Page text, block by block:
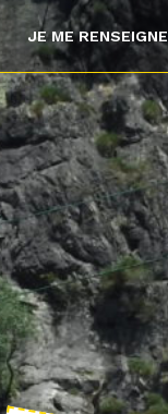
JE ME RENSEIGNE